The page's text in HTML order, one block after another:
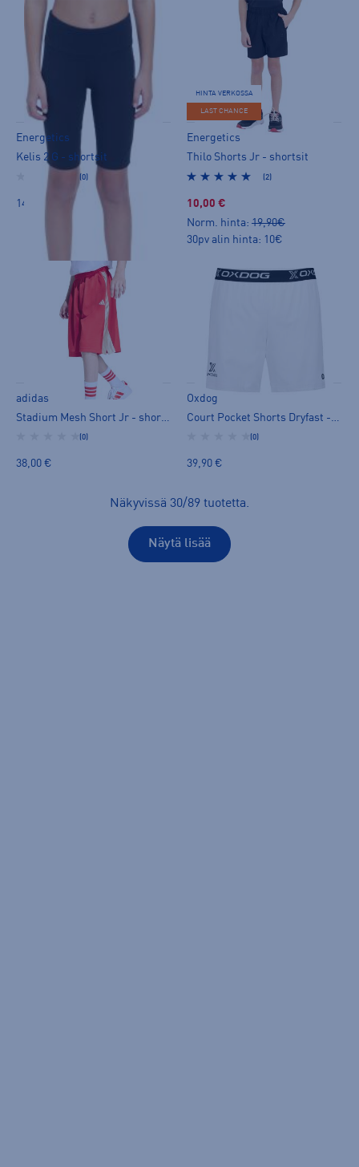
Energetics
Kelis 2 G - shortsit
(0)
14,90 €
HINTA VERKOSSA
LAST CHANCE
Energetics
Thilo Shorts Jr - shortsit
(2)
10,00 €
Norm. hinta: 19,90€
30pv alin hinta: 10€
adidas
(0)
38,00 €
Oxdog
(0)
39,90 €
Näkyvissä 30/89 tuotetta.
Näytä lisää